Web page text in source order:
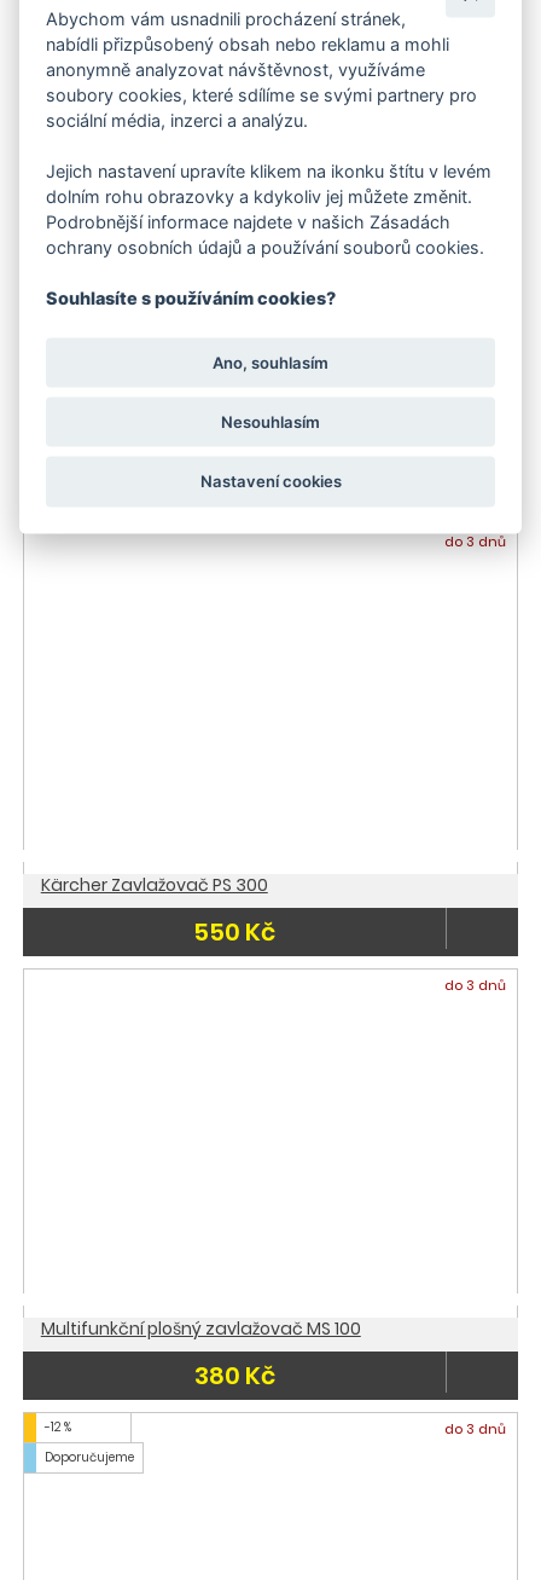
2 747 Kč
-17 %
Doporučujeme
Kärcher Zahradní Hadice Performance Plus (3/4 - 50
3 025 Kč
do 3 dnů
Kärcher Zavlažovač PS 300
550 Kč
do 3 dnů
Multifunkční plošný zavlažovač MS 100
380 Kč
-12 %
Doporučujeme
do 3 dnů
Abychom vám usnadnili procházení stránek,
nabídli přizpůsobený obsah nebo reklamu a mohli
anonymně analyzovat návštěvnost, využíváme
soubory cookies, které sdílíme se svými partnery pro
sociální média, inzerci a analýzu.
Jejich nastavení upravíte klikem na ikonku štítu v levém
dolním rohu obrazovky a kdykoliv jej můžete změnit.
Podrobnější informace najdete v našich Zásadách
ochrany osobních údajů a používání souborů cookies.
Souhlasíte s používáním cookies?
Ano, souhlasím
Nesouhlasím
Nastavení cookies